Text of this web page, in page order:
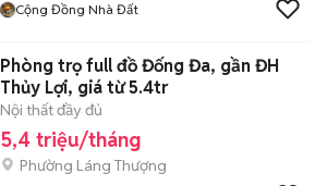
Cộng Đồng Nhà Đất
Phòng trọ full đồ Đống Đa, gần ĐH
Thủy Lợi, giá từ 5.4tr
Nội thất đầy đủ
5,4 triệu/tháng
Phường Láng Thượng